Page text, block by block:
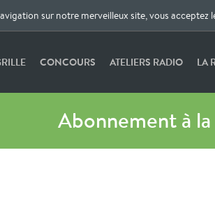
sur notre merveilleux site, vous
CONCOURS ATELIERS RADIO LA
Abonnement à